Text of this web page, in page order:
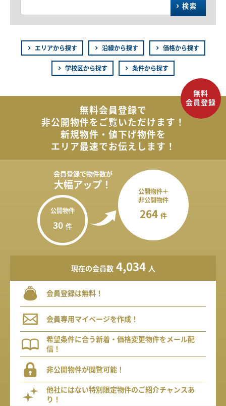
検索
エリアから探す 沿線から探す 価格から探す
学校区から探す 条件から探す
無料会員登録で
非公開物件をご覧いただけます！
新規物件・値下げ物件を
エリア最速でお伝えします！
会員登録で物件数が
大幅アップ！
公開物件
30 件
公開物件＋
非公開物件
264 件
現在の会員数 4,034 人
会員登録は無料！
会員専用マイページを作成！
希望条件に合う新着・価格変更物件をメール配
信！
非公開物件が閲覧可能！
他社にはない特別限定物件のご紹介チャンスあ
り！